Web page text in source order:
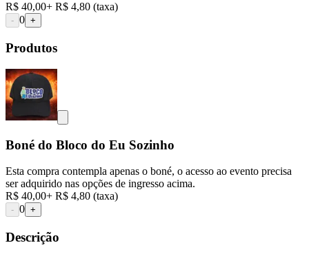
R$ 40,00+ R$ 4,80 (taxa)
- 0 +
Produtos
Boné do Bloco do Eu Sozinho
Esta compra contempla apenas o boné, o acesso ao evento precisa
ser adquirido nas opções de ingresso acima.
R$ 40,00+ R$ 4,80 (taxa)
- 0 +
Descrição